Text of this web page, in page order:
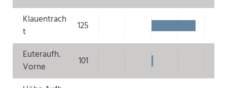
Klauentrach
t
125
Euteraufh.
Vorne
101